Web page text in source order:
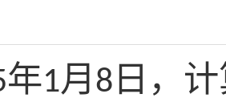
年1月 8 日，